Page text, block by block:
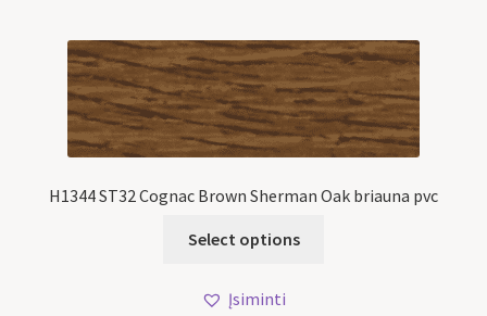
H1344 ST32 Cognac Brown Sherman Oak briauna pvc
Select options
Įsiminti